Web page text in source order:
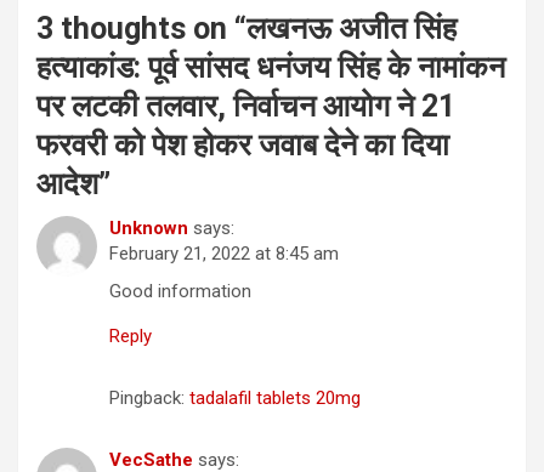
3 thoughts on “लखनऊ अजीत सिंह
हत्याकांड: पूर्व सांसद धनंजय सिंह के नामांकन
पर लटकी तलवार, निर्वाचन आयोग ने 21
फरवरी को पेश होकर जवाब देने का दिया
आदेश”
Unknown says:
February 21, 2022 at 8:45 am
Good information
Reply
Pingback: tadalafil tablets 20mg
VecSathe says: